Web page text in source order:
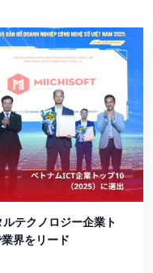
テクノロジー企業ト
界をリード